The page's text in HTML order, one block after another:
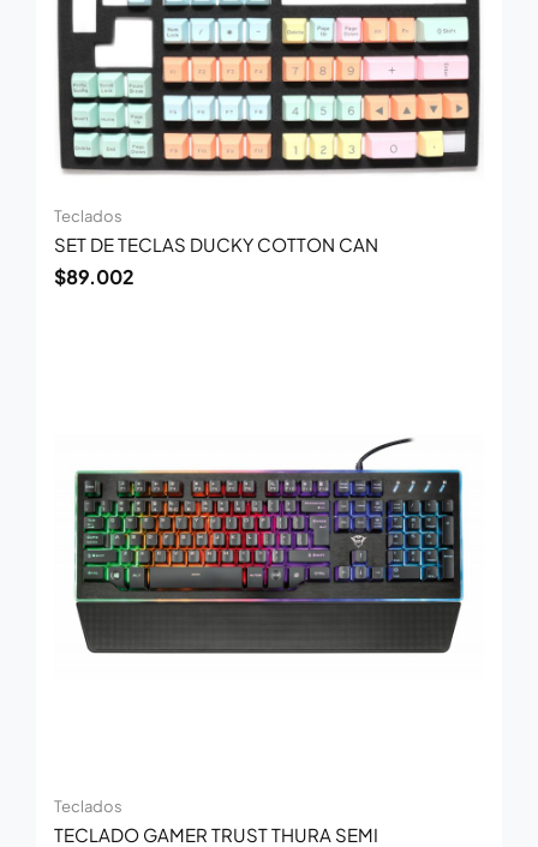
Teclados
SET DE TECLAS DUCKY COTTON CAN
$89.002
Teclados
TECLADO GAMER TRUST THURA SEMI